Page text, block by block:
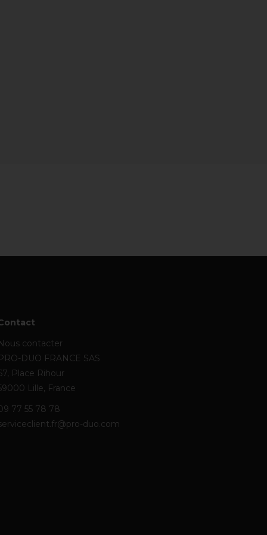
contacter
DUO FRANCE SAS
Place Rihour
Lille, France
77 55 78 78
duo.com